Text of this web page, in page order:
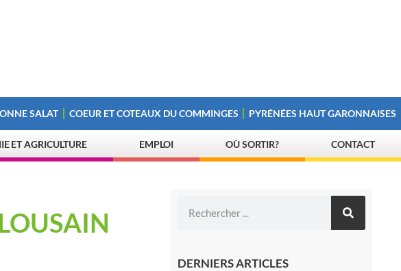
SALAT COEUR ET COTEAUX DU COMMINGES PYRÉNÉES HAUT GARONNAISES
ET AGRICULTURE EMPLOI OÙ SORTIR? CONTACT
DERNIERS ARTICLES